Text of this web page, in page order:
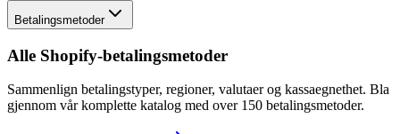
Betalingsmetoder
Alle Shopify-betalingsmetoder
Sammenlign betalingstyper, regioner, valutaer og kassaegnethet. Bla
gjennom vår komplette katalog med over 150 betalingsmetoder.